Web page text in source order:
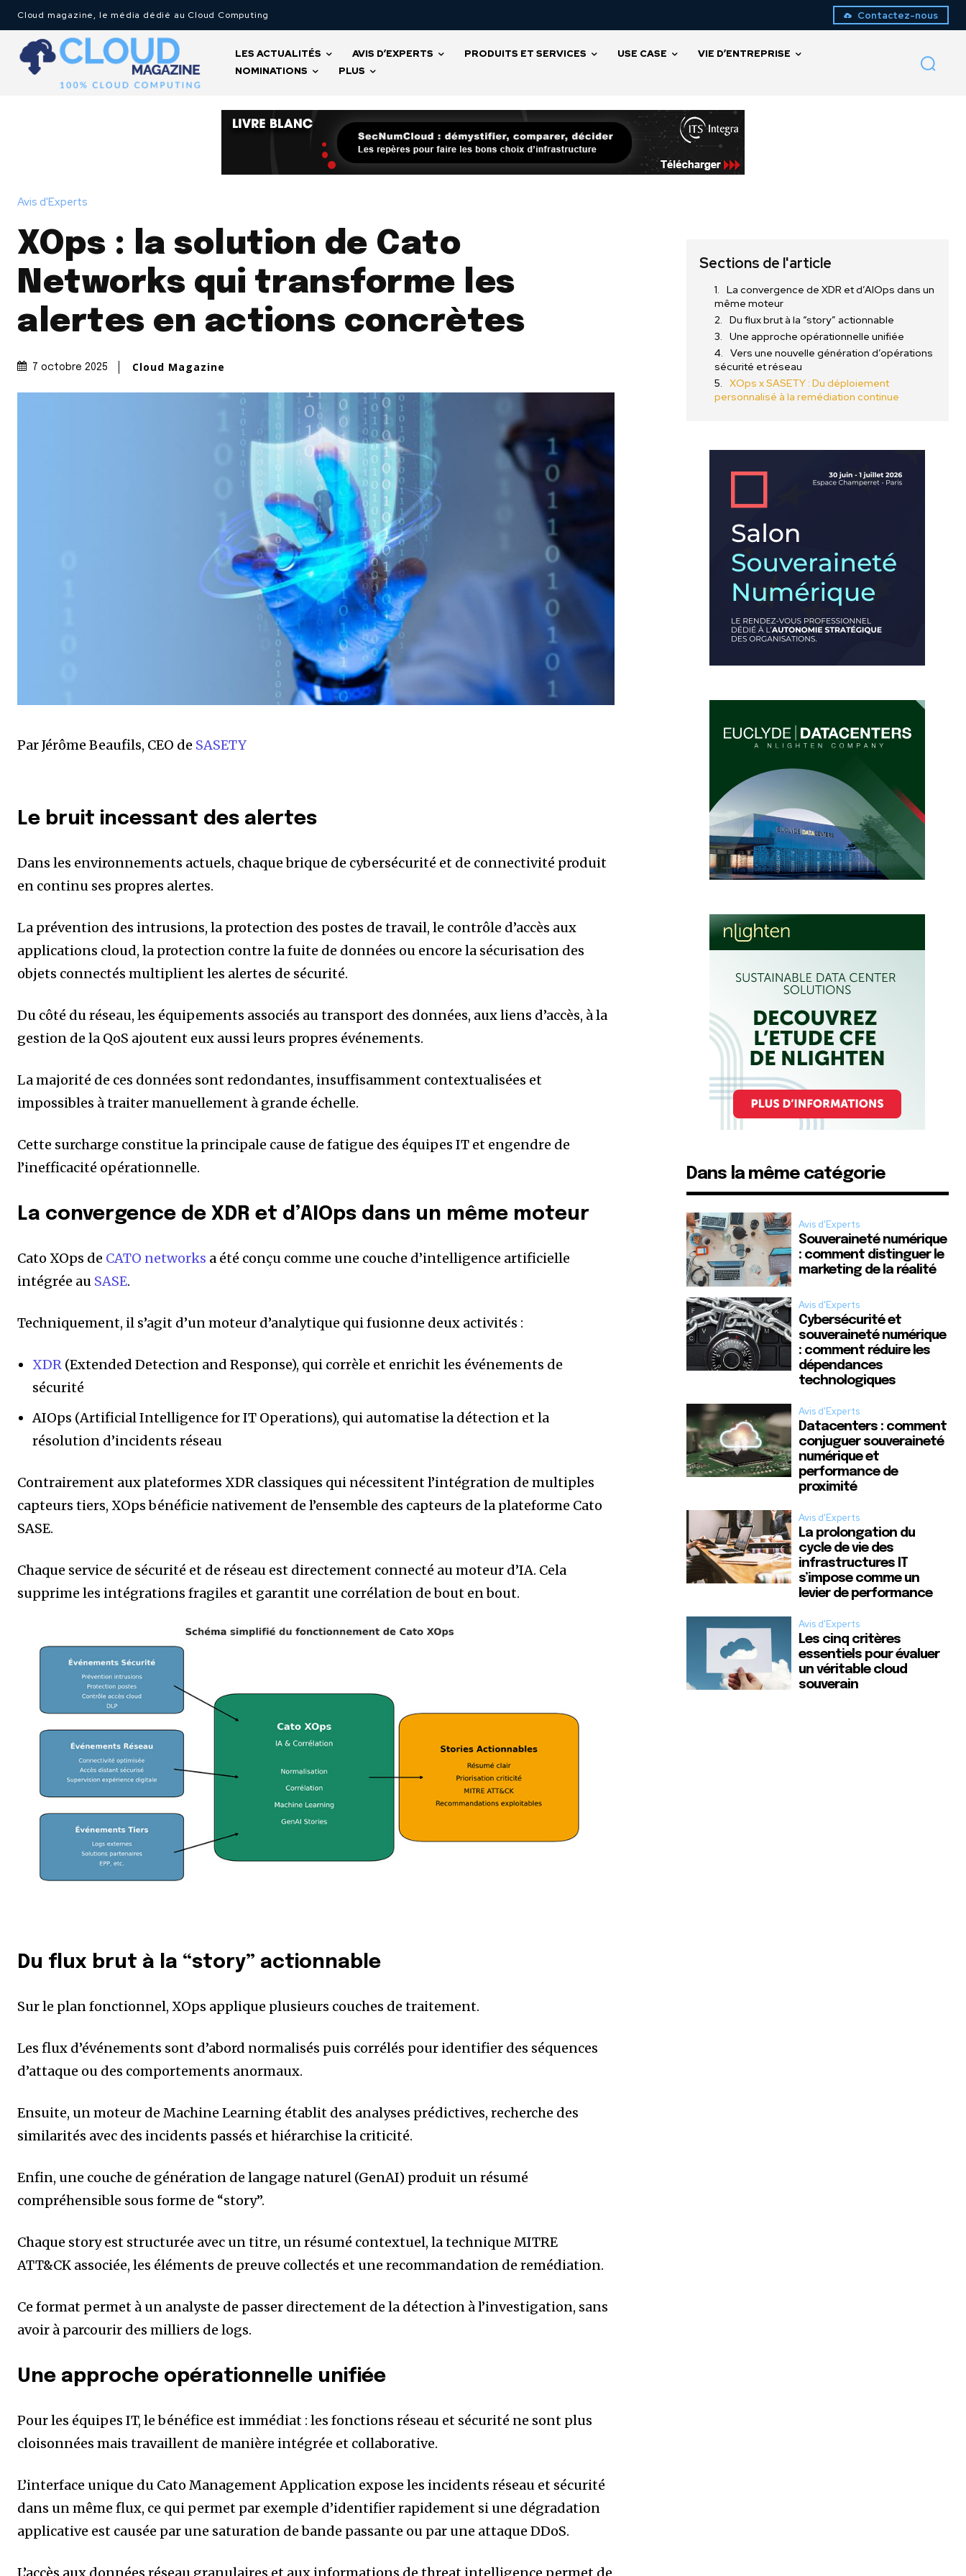
Cloud magazine, le média dédié au Cloud Computing Contactez-nous
LES ACTUALITÉS AVIS D’EXPERTS PRODUITS ET SERVICES USE CASE
VIE D’ENTREPRISE
NOMINATIONS
PLUS
Avis d'Experts
XOps : la solution de Cato
Networks qui transforme les
alertes en actions concrètes
7 octobre 2025 Cloud Magazine
Par Jérôme Beaufils, CEO de SASETY
Le bruit incessant des alertes
Dans les environnements actuels, chaque brique de cybersécurité et de connectivité produit
en continu ses propres alertes.
La prévention des intrusions, la protection des postes de travail, le contrôle d’accès aux
applications cloud, la protection contre la fuite de données ou encore la sécurisation des
objets connectés multiplient les alertes de sécurité.
Du côté du réseau, les équipements associés au transport des données, aux liens d’accès, à la
gestion de la QoS ajoutent eux aussi leurs propres événements.
La majorité de ces données sont redondantes, insuffisamment contextualisées et
impossibles à traiter manuellement à grande échelle.
Cette surcharge constitue la principale cause de fatigue des équipes IT et engendre de
l’inefficacité opérationnelle.
La convergence de XDR et d’AIOps dans un même moteur
Cato XOps de CATO networks a été conçu comme une couche d’intelligence artificielle
intégrée au SASE.
Techniquement, il s’agit d’un moteur d’analytique qui fusionne deux activités :
XDR (Extended Detection and Response), qui corrèle et enrichit les événements de
sécurité
AIOps (Artificial Intelligence for IT Operations), qui automatise la détection et la
résolution d’incidents réseau
Contrairement aux plateformes XDR classiques qui nécessitent l’intégration de multiples
capteurs tiers, XOps bénéficie nativement de l’ensemble des capteurs de la plateforme Cato
SASE.
Chaque service de sécurité et de réseau est directement connecté au moteur d’IA. Cela
supprime les intégrations fragiles et garantit une corrélation de bout en bout.
Du flux brut à la “story” actionnable
Sur le plan fonctionnel, XOps applique plusieurs couches de traitement.
Les flux d’événements sont d’abord normalisés puis corrélés pour identifier des séquences
d’attaque ou des comportements anormaux.
Ensuite, un moteur de Machine Learning établit des analyses prédictives, recherche des
similarités avec des incidents passés et hiérarchise la criticité.
Enfin, une couche de génération de langage naturel (GenAI) produit un résumé
compréhensible sous forme de “story”.
Chaque story est structurée avec un titre, un résumé contextuel, la technique MITRE
ATT&CK associée, les éléments de preuve collectés et une recommandation de remédiation.
Ce format permet à un analyste de passer directement de la détection à l’investigation, sans
avoir à parcourir des milliers de logs.
Une approche opérationnelle unifiée
Pour les équipes IT, le bénéfice est immédiat : les fonctions réseau et sécurité ne sont plus
cloisonnées mais travaillent de manière intégrée et collaborative.
L’interface unique du Cato Management Application expose les incidents réseau et sécurité
dans un même flux, ce qui permet par exemple d’identifier rapidement si une dégradation
applicative est causée par une saturation de bande passante ou par une attaque DDoS.
Sections de l'article
La convergence de XDR et d’AIOps dans un
même moteur
Du flux brut à la “story” actionnable
Une approche opérationnelle unifiée
Vers une nouvelle génération d’opérations
sécurité et réseau
XOps x SASETY : Du déploiement
personnalisé à la remédiation continue
Dans la même catégorie
Avis d'Experts
Souveraineté numérique
: comment distinguer le
marketing de la réalité
Avis d'Experts
Cybersécurité et
souveraineté numérique
: comment réduire les
dépendances
technologiques
Avis d'Experts
Datacenters : comment
conjuguer souveraineté
numérique et
performance de
proximité
Avis d'Experts
La prolongation du
cycle de vie des
infrastructures IT
s’impose comme un
levier de performance
Avis d'Experts
Les cinq critères
essentiels pour évaluer
un véritable cloud
souverain